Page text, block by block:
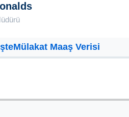
Maaş Verisi